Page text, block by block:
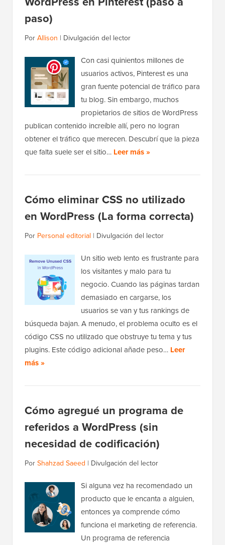
paso)
PorAllison | Divulgación del lector
Con casi quinientos millones de
usuarios activos, Pinterest es una
gran fuente potencial de tráfico para
tu blog. Sin embargo, muchos
propietarios de sitios de WordPress
publican contenido increíble allí, pero no logran
obtener el tráfico que merecen. Descubrí que la pieza
que falta suele ser el sitio… Leer más »
Cómo eliminar CSS no utilizado
en WordPress (La forma correcta)
Por Personal editorial | Divulgación del lector
Un sitio web lento es frustrante para
los visitantes y malo para tu
negocio. Cuando las páginas tardan
demasiado en cargarse, los
usuarios se van y tus rankings de
búsqueda bajan. A menudo, el problema oculto es el
código CSS no utilizado que obstruye tu tema y tus
plugins. Este código adicional añade peso… Leer
más »
Cómo agregué un programa de
referidos a WordPress (sin
necesidad de codificación)
PorShahzad Saeed | Divulgación del lector
Si alguna vez ha recomendado un
producto que le encanta a alguien,
entonces ya comprende cómo
funciona el marketing de referencia.
Un programa de referencia